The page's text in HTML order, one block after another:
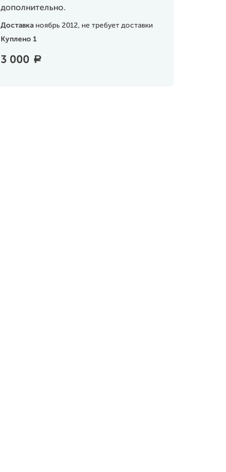
дополнительно.
Доставка ноябрь 2012, не требует доставки
Куплено 1
3 000 a